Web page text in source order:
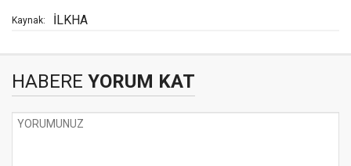
Kaynak: İLKHA
HABERE YORUM KAT